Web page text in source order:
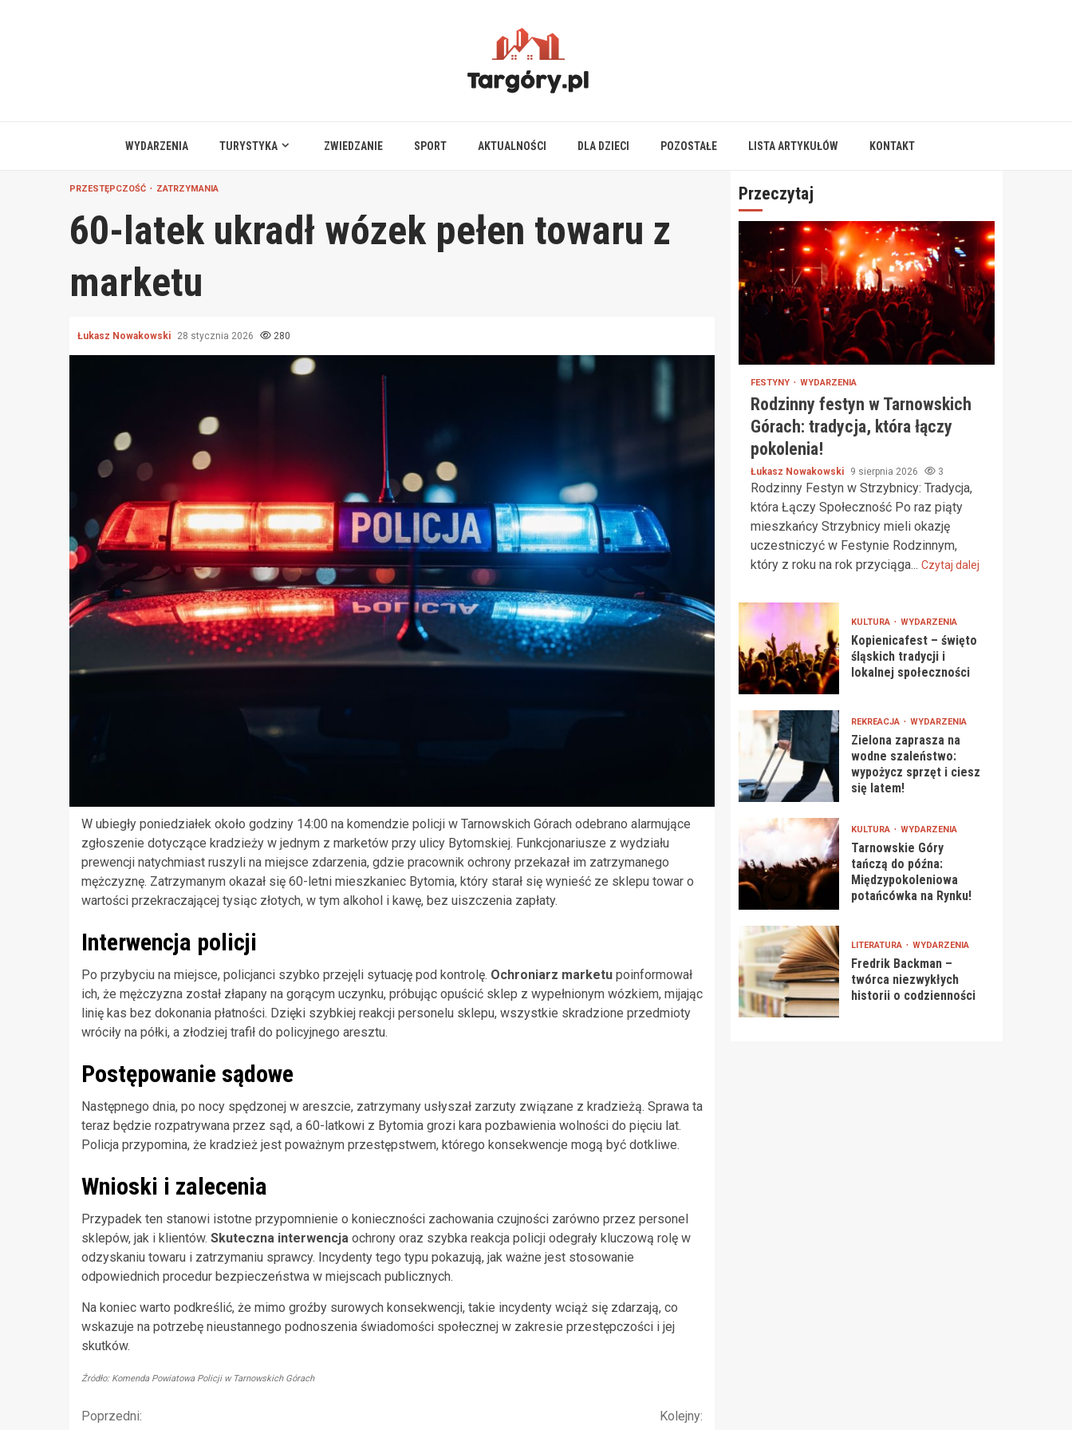
WYDARZENIA TURYSTYKA ZWIEDZANIE SPORT AKTUALNOŚCI DLA DZIECI POZOSTAŁE LISTA ARTYKUŁÓW KONTAKT
PRZESTĘPCZOŚĆ ZATRZYMANIA
60-latek ukradł wózek pełen towaru z
marketu
Łukasz Nowakowski 28 stycznia 2026 280
W ubiegły poniedziałek około godziny 14:00 na komendzie policji w Tarnowskich Górach odebrano alarmujące
zgłoszenie dotyczące kradzieży w jednym z marketów przy ulicy Bytomskiej. Funkcjonariusze z wydziału
prewencji natychmiast ruszyli na miejsce zdarzenia, gdzie pracownik ochrony przekazał im zatrzymanego
mężczyznę. Zatrzymanym okazał się 60-letni mieszkaniec Bytomia, który starał się wynieść ze sklepu towar o
wartości przekraczającej tysiąc złotych, w tym alkohol i kawę, bez uiszczenia zapłaty.
Interwencja policji
Po przybyciu na miejsce, policjanci szybko przejęli sytuację pod kontrolę. Ochroniarz marketu poinformował
ich, że mężczyzna został złapany na gorącym uczynku, próbując opuścić sklep z wypełnionym wózkiem, mijając
linię kas bez dokonania płatności. Dzięki szybkiej reakcji personelu sklepu, wszystkie skradzione przedmioty
wróciły na półki, a złodziej trafił do policyjnego aresztu.
Postępowanie sądowe
Następnego dnia, po nocy spędzonej w areszcie, zatrzymany usłyszał zarzuty związane z kradzieżą. Sprawa ta
teraz będzie rozpatrywana przez sąd, a 60-latkowi z Bytomia grozi kara pozbawienia wolności do pięciu lat.
Policja przypomina, że kradzież jest poważnym przestępstwem, którego konsekwencje mogą być dotkliwe.
Wnioski i zalecenia
Przypadek ten stanowi istotne przypomnienie o konieczności zachowania czujności zarówno przez personel
sklepów, jak i klientów. Skuteczna interwencja ochrony oraz szybka reakcja policji odegrały kluczową rolę w
odzyskaniu towaru i zatrzymaniu sprawcy. Incydenty tego typu pokazują, jak ważne jest stosowanie
odpowiednich procedur bezpieczeństwa w miejscach publicznych.
Na koniec warto podkreślić, że mimo groźby surowych konsekwencji, takie incydenty wciąż się zdarzają, co
wskazuje na potrzebę nieustannego podnoszenia świadomości społecznej w zakresie przestępczości i jej
skutków.
Źródło: Komenda Powiatowa Policji w Tarnowskich Górach
Kontynuuj
Poprzedni:
Kolejny:
Przeczytaj
FESTYNY WYDARZENIA
Rodzinny festyn w Tarnowskich
Górach: tradycja, która łączy
pokolenia!
Łukasz Nowakowski 9 sierpnia 2026 3
Rodzinny Festyn w Strzybnicy: Tradycja,
która Łączy Społeczność Po raz piąty
mieszkańcy Strzybnicy mieli okazję
uczestniczyć w Festynie Rodzinnym,
który z roku na rok przyciąga... Czytaj dalej
KULTURA WYDARZENIA
Kopienicafest – święto
śląskich tradycji i
lokalnej społeczności
REKREACJA WYDARZENIA
Zielona zaprasza na
wodne szaleństwo:
wypożycz sprzęt i ciesz
się latem!
KULTURA WYDARZENIA
Tarnowskie Góry
tańczą do późna:
Międzypokoleniowa
potańcówka na Rynku!
LITERATURA WYDARZENIA
Fredrik Backman –
twórca niezwykłych
historii o codzienności